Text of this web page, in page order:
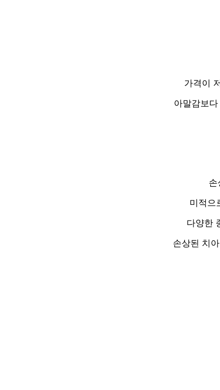
가격이
아말감보
미적으
다양한
손상된 치